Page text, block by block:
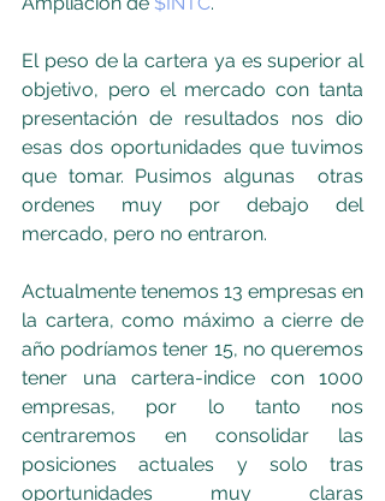
El peso de la cartera ya es superior al
objetivo, pero el mercado con tanta
presentación de resultados nos dio
esas dos oportunidades que tuvimos
que tomar. Pusimos algunas  otras
ordenes muy por debajo del
mercado, pero no entraron.
Actualmente tenemos 13 empresas en
la cartera, como máximo a cierre de
año podríamos tener 15, no queremos
tener una cartera-indice con 1000
empresas, por lo tanto nos
centraremos en consolidar las
posiciones actuales y solo tras
oportunidades muy claras